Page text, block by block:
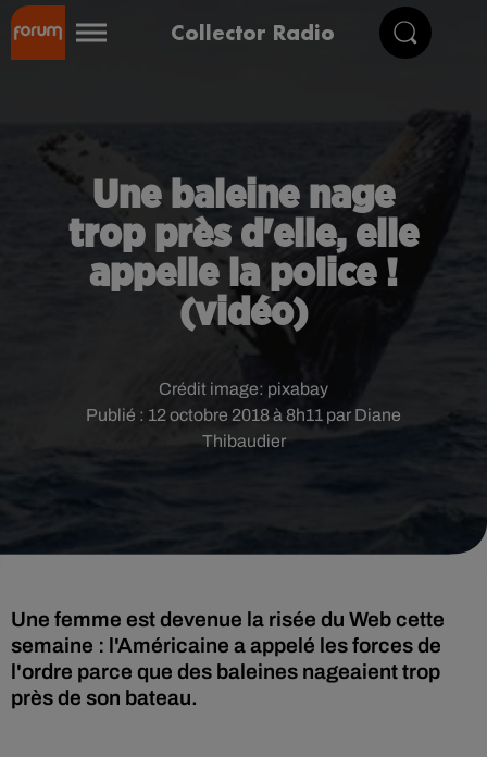
Collector Radio
Une baleine nage
trop près d'elle, elle
appelle la police !
(vidéo)
Publié : 12 octobre 2018 à 8h11 par Diane
Thibaudier
Crédit image: pixabay
Une femme est devenue la risée du Web cette
semaine : l'Américaine a appelé les forces de
l'ordre parce que des baleines nageaient trop
près de son bateau.